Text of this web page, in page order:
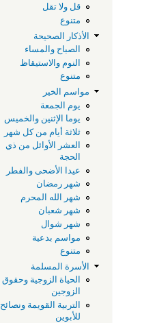
قل ولا تقل
متنوع
الأذكار الصحيحة
الصباح والمساء
النوم والاستيقاظ
متنوع
مواسم الخير
يوم الجمعة
يوما الإثنين والخميس
ثلاثة أيام من كل شهر
العشر الأوائل من ذي
الحجة
عيدا الأضحى والفطر
شهر رمضان
شهر الله المحرم
شهر شعبان
شهر شوال
مواسم بدعية
متنوع
الأسرة المسلمة
الحياة الزوجية وحقوق
الزوجين
التربية القويمة ونصائح
للأبوين